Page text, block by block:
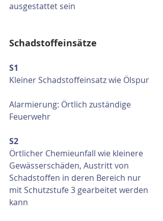
ausgestattet sein
Schadstoffeinsätze
S1
Kleiner Schadstoffeinsatz wie Ölspur
Alarmierung: Örtlich zuständige
Feuerwehr
S2
Örtlicher Chemieunfall wie kleinere
Gewässerschäden, Austritt von
Schadstoffen in deren Bereich nur
mit Schutzstufe 3 gearbeitet werden
kann